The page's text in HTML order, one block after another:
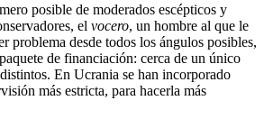
posible de moderados escépticos y
el vocero, un hombre al que le
problema desde todos los ángulos posibles,
de financiación: cerca de un único
En Ucrania se han incorporado
más estricta, para hacerla más